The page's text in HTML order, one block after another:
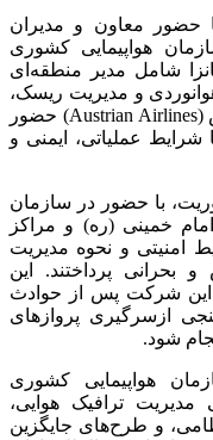
حضور معاون و مدیران
هواپیمایی کشوری
شامل مدیر منطقه‌ای
و مدیریت ریسک،
و مدیر نمایندگی شرکت هواپیمایی اتریش (Austrian Airlines) حضور
عملیاتی، ایمنی و
با حضور در سازمان
خمینی (ره) و مراکز
امنیتی و نحوه مدیریت
پرداختند. این
این شرکت پس از حوادث
ازسرگیری پروازهای
شود.
هواپیمایی کشوری
ترافیک هوایی،
و طرح‌های جایگزین